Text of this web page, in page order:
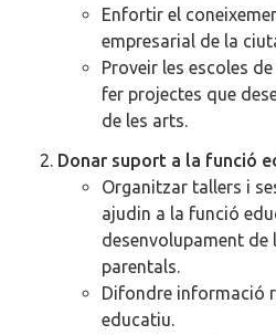
Enfortir el
empresarial de la
Proveir les escoles
fer projectes que
de les arts.
Donar suport a la funció
Organitzar tallers i
ajudin a la funció
desenvolupament de
parentals.
Difondre informació
educatiu.